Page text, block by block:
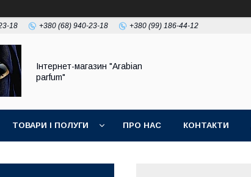
18 +380 (68) 940-23-18 +380 (99) 186-44-12
Інтернет-магазин "Arabian
parfum"
ТОВАРИ І ПОЛУГИ ПРО НАС КОНТАКТИ